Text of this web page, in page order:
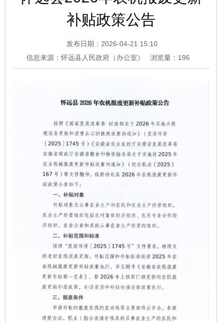
补贴政策公告
发布日期：2026-04-21 15:10
信息来源：怀远县人民政府（办公室）
浏览量： 196